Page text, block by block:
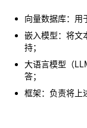
向量数据库：用
嵌入模型：将文
持；
大语言模型（
答；
框架：负责将上